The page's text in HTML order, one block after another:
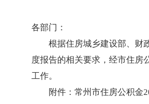
各部门：
根据住房城乡建设部、财
度报告的相关要求，经市住房
工作。
附件：常州市住房公积金